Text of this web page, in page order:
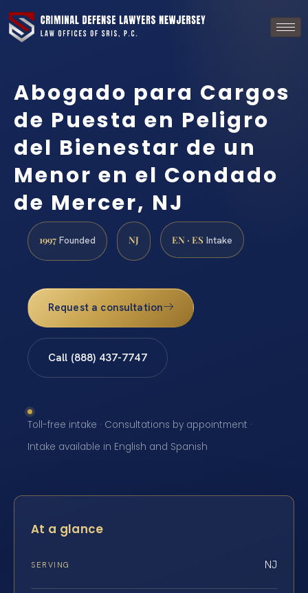
Abogado para Cargos
de Puesta en Peligro
del Bienestar de un
Menor en el Condado
de Mercer, NJ
1997 Founded NJ EN · ES Intake
Request a consultation
Call (888) 437-7747
Toll-free intake · Consultations by appointment ·
Intake available in English and Spanish
At a glance
SERVING NJ